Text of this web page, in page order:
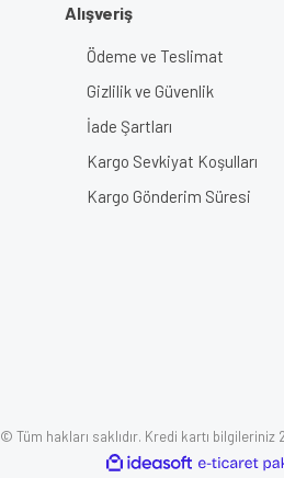
Alışveriş
Ödeme ve Teslimat
Gizlilik ve Güvenlik
İade Şartları
Kargo Sevkiyat Koşulları
Kargo Gönderim Süresi
© Tüm hakları saklıdır. Kredi kartı
ideasoft